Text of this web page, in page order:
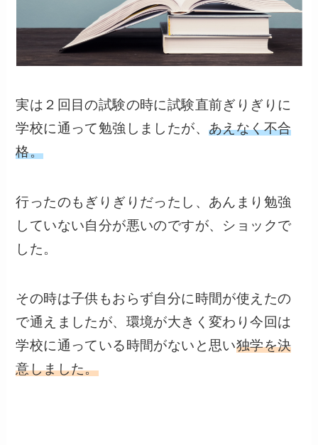
実は２回目の試験の時に試験直前ぎりぎりに
学校に通って勉強しましたが、あえなく不合
格。
行ったのもぎりぎりだったし、あんまり勉強
していない自分が悪いのですが、ショックで
した。
その時は子供もおらず自分に時間が使えたの
で通えましたが、環境が大きく変わり今回は
学校に通っている時間がないと思い独学を決
意しました。